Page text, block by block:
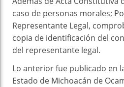
caso de personas morales;
Representante Legal,
copia de identificación del
del representante legal.
Lo anterior fue publicado en
Estado de Michoacán de